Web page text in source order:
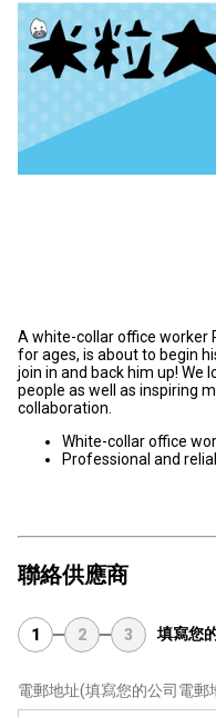
A white-collar office worker
for ages, is about to begin
join in and back him up! We
people as well as inspiring
collaboration.
White-collar office
Professional and
聯絡供應商
1 2 3 填寫您
電郵地址(填寫您的公司電郵